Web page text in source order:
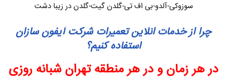
سوزوکی-آلدو-بی اف تی-گلدن گیت-گلدن در زیبا دشت
چرا از خدمات انلاین تعمیرات شرکت آیفون سازان
استفاده کنیم؟
در هر زمان و در هر منطقه تهران شبانه روزی